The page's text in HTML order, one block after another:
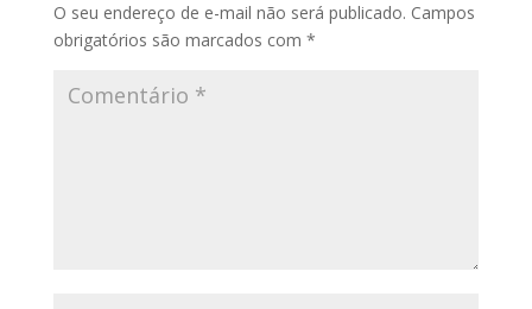
O seu endereço de e-mail não será publicado. Campos
obrigatórios são marcados com *